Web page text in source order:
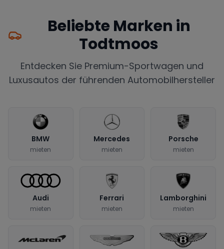
Beliebte Marken in
Todtmoos
Entdecken Sie Premium-Sportwagen und
Luxusautos der führenden Automobilhersteller
BMW
mieten
Mercedes
mieten
Porsche
mieten
Audi
mieten
Ferrari
mieten
Lamborghini
mieten